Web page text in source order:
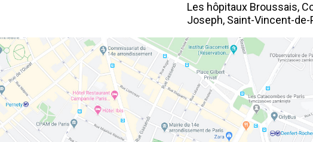
Les hôpitaux Broussais,
Joseph, Saint-Vincent-